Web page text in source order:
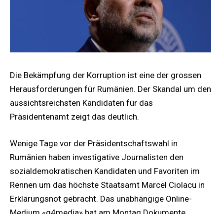
Die Bekämpfung der Korruption ist eine der grossen
Herausforderungen für Rumänien. Der Skandal um den
aussichtsreichsten Kandidaten für das
Präsidentenamt zeigt das deutlich.
Wenige Tage vor der Präsidentschaftswahl in
Rumänien haben investigative Journalisten den
sozialdemokratischen Kandidaten und Favoriten im
Rennen um das höchste Staatsamt Marcel Ciolacu in
Erklärungsnot gebracht. Das unabhängige Online-